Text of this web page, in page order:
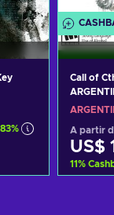
Call of
A partir
US$
11%